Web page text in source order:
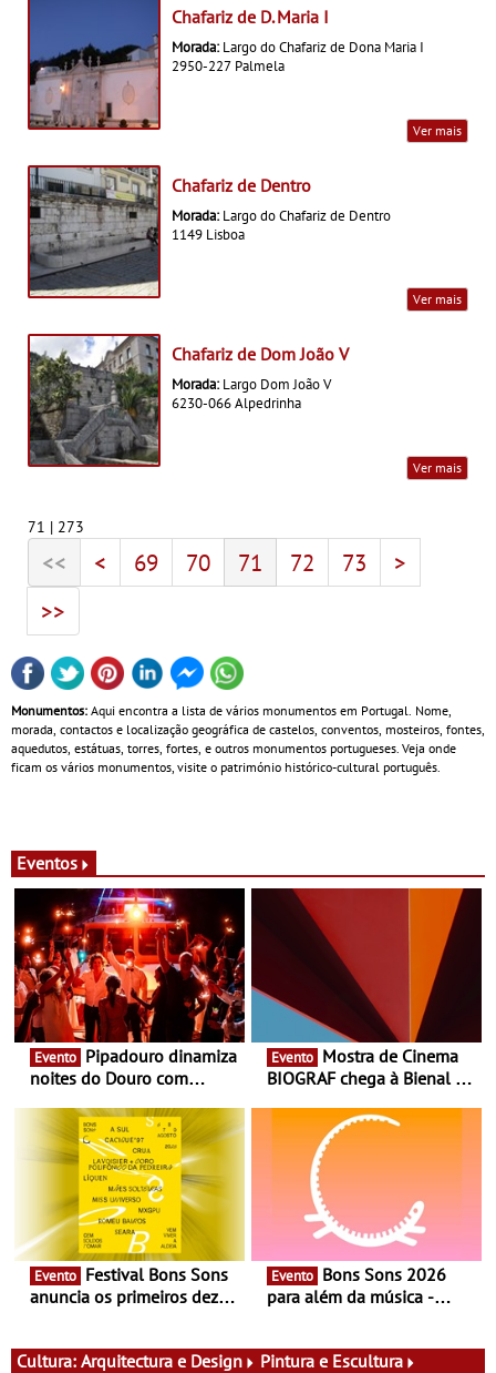
Chafariz de D. Maria I
Morada: Largo do Chafariz de Dona Maria I
2950-227 Palmela
Ver mais
Chafariz de Dentro
Morada: Largo do Chafariz de Dentro
1149 Lisboa
Ver mais
Chafariz de Dom João V
Morada: Largo Dom João V
6230-066 Alpedrinha
Ver mais
71 | 273
<< < 69 70 71 72 73
>
>>
Monumentos: Aqui encontra a lista de vários monumentos em Portugal. Nome,
morada, contactos e localização geográfica de castelos, conventos, mosteiros, fontes,
aquedutos, estátuas, torres, fortes, e outros monumentos portugueses. Veja onde
ficam os vários monumentos, visite o património histórico-cultural português.
Eventos
Evento
noites do Douro com
vinho, gastronomia e
música
Evento
BIOGRAF chega à Bienal de
Documentário, ensaio
fílmico e práticas artísticas
Evento
anuncia os primeiros dez
Evento
para além da música -
atividades para toda a
Cultura: Arquitectura e Design Pintura e Escultura